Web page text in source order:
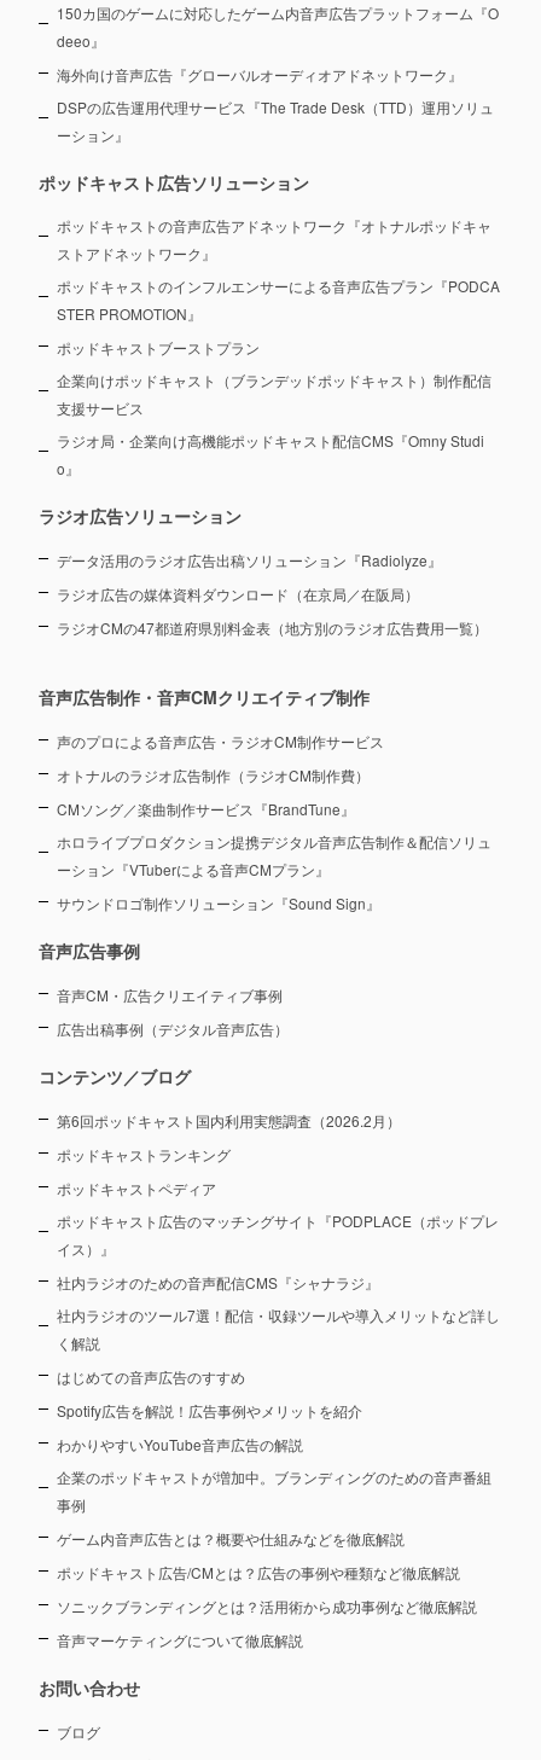
150カ国のゲームに対応したゲーム内音声広告プラットフォーム『O
deeo』
海外向け音声広告『グローバルオーディオアドネットワーク』
DSPの広告運用代理サービス『The Trade Desk（TTD）運用ソリュ
ーション』
ポッドキャスト広告ソリューション
ポッドキャストの音声広告アドネットワーク『オトナルポッドキャ
ストアドネットワーク』
ポッドキャストのインフルエンサーによる音声広告プラン『PODCA
STER PROMOTION』
ポッドキャストブーストプラン
企業向けポッドキャスト（ブランデッドポッドキャスト）制作配信
支援サービス
ラジオ局・企業向け高機能ポッドキャスト配信CMS『Omny Studi
o』
ラジオ広告ソリューション
データ活用のラジオ広告出稿ソリューション『Radiolyze』
ラジオ広告の媒体資料ダウンロード（在京局／在阪局）
ラジオCMの47都道府県別料金表（地方別のラジオ広告費用一覧）
音声広告制作・音声CMクリエイティブ制作
声のプロによる音声広告・ラジオCM制作サービス
オトナルのラジオ広告制作（ラジオCM制作費）
CMソング／楽曲制作サービス『BrandTune』
ホロライブプロダクション提携デジタル音声広告制作＆配信ソリュ
ーション 『VTuberによる音声CMプラン』
サウンドロゴ制作ソリューション『Sound Sign』
音声広告事例
音声CM・広告クリエイティブ事例
広告出稿事例（デジタル音声広告）
コンテンツ／ブログ
第6回ポッドキャスト国内利用実態調査（2026.2月）
ポッドキャストランキング
ポッドキャストペディア
ポッドキャスト広告のマッチングサイト『PODPLACE（ポッドプレ
イス）』
社内ラジオのための音声配信CMS『シャナラジ』
社内ラジオのツール7選！配信・収録ツールや導入メリットなど詳し
く解説
はじめての音声広告のすすめ
Spotify広告を解説！広告事例やメリットを紹介
わかりやすいYouTube音声広告の解説
企業のポッドキャストが増加中。ブランディングのための音声番組
事例
ゲーム内音声広告とは？概要や仕組みなどを徹底解説
ポッドキャスト広告/CMとは？広告の事例や種類など徹底解説
ソニックブランディングとは？活用術から成功事例など徹底解説
音声マーケティングについて徹底解説
お問い合わせ
ブログ